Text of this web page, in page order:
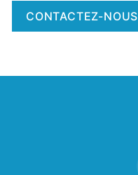
CONTACTEZ-NOUS